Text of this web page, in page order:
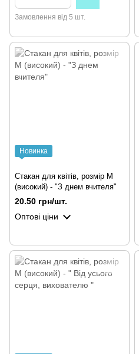
Замовлення від 5 шт.
Новинка
Стакан для квітів, розмір М
(високий) - "З днем вчителя"
20.50 грн/шт.
Оптові ціни